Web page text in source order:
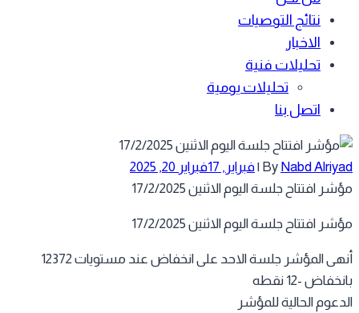
نتائج التوصيات
الاخبار
تحليلات فنية
تحليلات يومية
اتصل بنا
ByNabd
|فبراير, 17
فبراير 20, 2025
افتتاح جلسة اليوم الاثنين 17/2/2025
افتتاح جلسة اليوم الاثنين 17/2/2025
أنهى المؤشر جلسة الاحد على انخفاض عند مستويات 12372
-12 نقطه
الحالية للمؤشر